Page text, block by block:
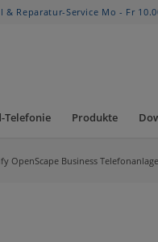
& Reparatur-Service Mo - Fr
Telefonie Produkte
OpenScape Business